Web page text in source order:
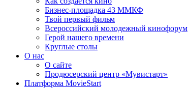
Бизнес-площадка 43 ММКФ
Твой первый фильм
Всероссийский молодежный кинофорум
Герой нашего времени
Круглые столы
О нас
О сайте
Продюсерский центр «Мувистарт»
Платформа MovieStart